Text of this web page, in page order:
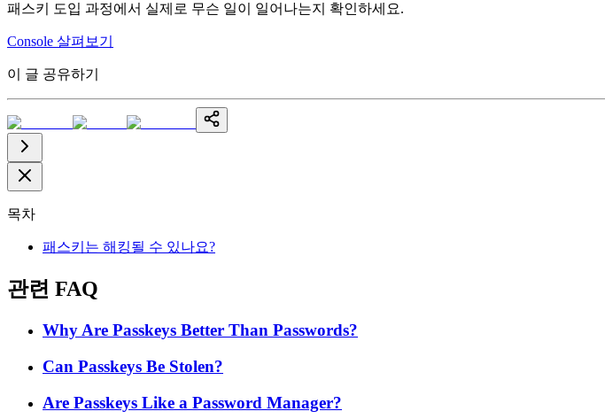
패스키 도입 과정에서 실제로 무슨 일이 일어나는지 확인하세요.
Console 살펴보기
이 글 공유하기
목차
패스키는 해킹될 수 있나요?
관련 FAQ
Why Are Passkeys Better Than Passwords?
Can Passkeys Be Stolen?
Are Passkeys Like a Password Manager?